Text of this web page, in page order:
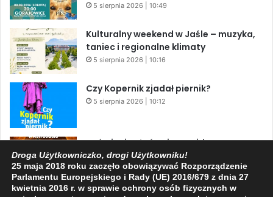
5 sierpnia 2026 | 10:49
Kulturalny weekend w Jaśle – muzyka,
taniec i regionalne klimaty
5 sierpnia 2026 | 10:16
Czy Kopernik zjadał piernik?
5 sierpnia 2026 | 10:12
Zaćmienie Słońca i Perseidy. Dwa
niesamowite zjawiska astronomiczne
w ciągu jednego dnia!
3 sierpnia 2026 | 15:39
Droga Użytkowniczko, drogi Użytkowniku!
25 maja 2018 roku zaczęło obowiązywać Rozporządzenie
Parlamentu Europejskiego i Rady (UE) 2016/679 z dnia 27
kwietnia 2016 r. w sprawie ochrony osób fizycznych w